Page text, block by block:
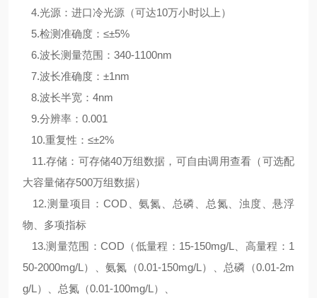
4.光源：进口冷光源（可达10万小时以上）
5.检测准确度：≤±5%
6.波长测量范围：340-1100nm
7.波长准确度：±1nm
8.波长半宽：4nm
9.分辨率：0.001
10.重复性：≤±2%
11.存储：可存储40万组数据，可自由调用查看（可选配
大容量储存500万组数据）
12.测量项目：COD、氨氮、总磷、总氮、浊度、悬浮
物、多项指标
13.测量范围：COD（低量程：15-150mg/L、高量程：1
50-2000mg/L）、氨氮（0.01-150mg/L）、总磷（0.01-2m
g/L）、总氮（0.01-100mg/L）、